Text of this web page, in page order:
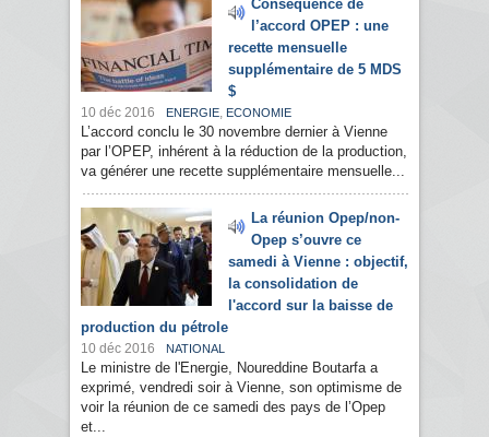
Conséquence de
l’accord OPEP : une
recette mensuelle
supplémentaire de 5 MDS
$
10 déc 2016 ENERGIE, ECONOMIE
L’accord conclu le 30 novembre dernier à Vienne
par l’OPEP, inhérent à la réduction de la production,
va générer une recette supplémentaire mensuelle...
La réunion Opep/non-
Opep s’ouvre ce
samedi à Vienne : objectif,
la consolidation de
l'accord sur la baisse de
production du pétrole
10 déc 2016 NATIONAL
Le ministre de l'Energie, Noureddine Boutarfa a
exprimé, vendredi soir à Vienne, son optimisme de
voir la réunion de ce samedi des pays de l’Opep
et...